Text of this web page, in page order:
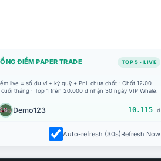
ĐIỂM PAPER TRADE TOP 5 · LIVE
live = số dư ví + ký quỹ + PnL chưa chốt · Chốt 12:00
tháng · Top 1 trên 20.000 đ nhận 30 ngày VIP Whale.
Demo123 10.115 đ
Auto-refresh (30s)Refresh Now